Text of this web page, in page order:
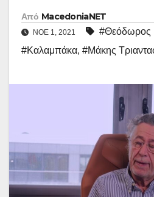
Από MacedoniaNET
ΝΟΈ 1, 2021 #Θεόδωρος
#Καλαμπάκα, #Μάκης